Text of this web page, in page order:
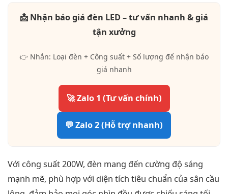
📩 Nhận báo giá đèn LED – tư vấn nhanh & giá
tận xưởng
👉 Nhắn: Loại đèn + Công suất + Số lượng để nhận báo
giá nhanh
🚀 Zalo 1 (Tư vấn chính)
💬 Zalo 2 (Hỗ trợ nhanh)
Với công suất 200W, đèn mang đến cường độ sáng
mạnh mẽ, phù hợp với diện tích tiêu chuẩn của sân cầu